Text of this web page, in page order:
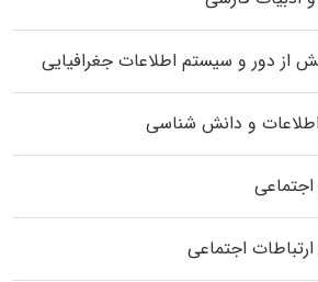
از دور و سیستم اطلاعات جغرافیایی
و دانش شناسی
اجتماعی